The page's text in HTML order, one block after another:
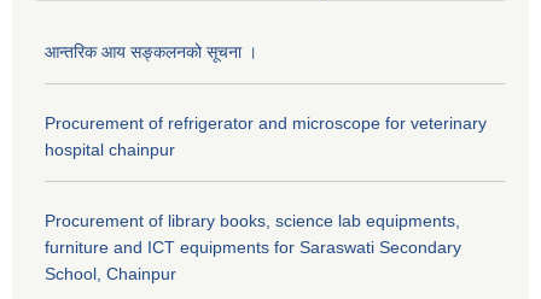
आन्तरिक आय सङ्कलनको सूचना ।
Procurement of refrigerator and microscope for veterinary
hospital chainpur
Procurement of library books, science lab equipments,
furniture and ICT equipments for Saraswati Secondary
School, Chainpur